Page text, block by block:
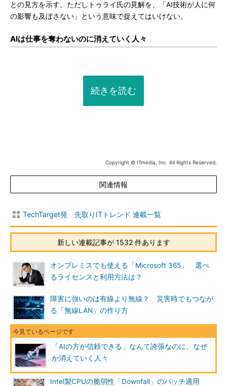
との見方を示す。ただしトゥライ氏の見解を、「AI技術が人に何
の影響も及ぼさない」という意味で捉えてはいけない。
AIは仕事を奪わないのに消えていく人々
続きを読む
Copyright © ITmedia, Inc. All Rights Reserved.
関連情報
TechTarget発 先取りITトレンド 連載一覧
新しい連載記事が 1532 件あります
オンプレミスでも使える「Microsoft 365」 選べ
るライセンスと利用方法は？
障害に強いのは有線より無線？ 災害時でもつなが
る「無線LAN」の作り方
「AIの方が信頼できる」なんて誇張なのに、なぜ
か消えていく人々
Intel製CPUの脆弱性「Downfall」のパッチ適用